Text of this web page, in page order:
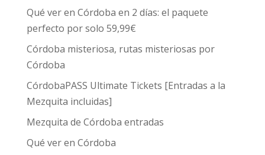
Qué ver en Córdoba en 2 días: el paquete
perfecto por solo 59,99€
Córdoba misteriosa, rutas misteriosas por
Córdoba
CórdobaPASS Ultimate Tickets [Entradas a la
Mezquita incluidas]
Mezquita de Córdoba entradas
Qué ver en Córdoba